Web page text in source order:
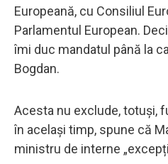
Europeană, cu Consiliul
Parlamentul European.
îmi duc mandatul până la
Bogdan.
Acesta nu exclude, totuși,
în același timp, spune că
ministru de interne